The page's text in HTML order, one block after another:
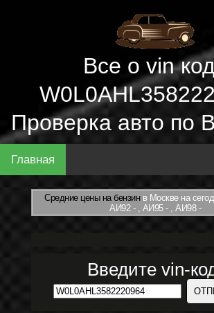
Все о vin
Проверка авто по
Главная
Средние цены на бензинв Москве на
АИ92 - , АИ95 - , АИ98 -
Введите vin-